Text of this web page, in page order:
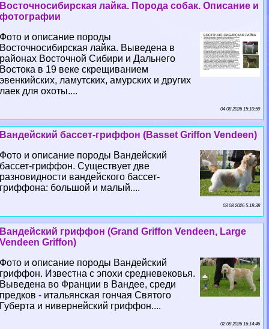
Восточносибирская лайка. Порода собак. Описание и
фотографии
Фото и описание породы
Восточносибирская лайка. Выведена в
районах Восточной Сибири и Дальнего
Востока в 19 веке скрещиванием
эвенкийских, ламутских, амурских и других
лаек для охоты....
04 08 2026 15:10:59
Вандейский бассет-гриффон (Basset Griffon Vendeen)
Фото и описание породы Вандейский
бассет-гриффон. Существует две
разновидности вандейского бассет-
гриффона: большой и малый....
03 08 2026 5:18:38
Вандейский гриффон (Grand Griffon Vendeen, Large
Vendeen Griffon)
Фото и описание породы Вандейский
гриффон. Известна с эпохи средневековья.
Выведена во Франции в Вандее, среди
предков - итальянская гончая Святого
Губерта и нивернейский гриффон....
02 08 2026 16:14:46